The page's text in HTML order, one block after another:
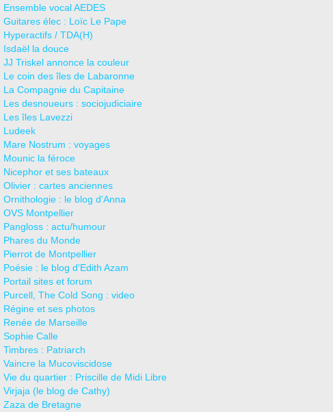
Ensemble vocal AEDES
Guitares élec : Loïc Le Pape
Hyperactifs / TDA(H)
Isdaël la douce
JJ Triskel annonce la couleur
Le coin des îles de Labaronne
La Compagnie du Capitaine
Les desnoueurs : sociojudiciaire
Les îles Lavezzi
Ludeek
Mare Nostrum : voyages
Mounic la féroce
Nicephor et ses bateaux
Olivier : cartes anciennes
Ornithologie : le blog d'Anna
OVS Montpellier
Pangloss : actu/humour
Phares du Monde
Pierrot de Montpellier
Poésie : le blog d'Edith Azam
Portail sites et forum
Purcell, The Cold Song : video
Régine et ses photos
Renée de Marseille
Sophie Calle
Timbres : Patriarch
Vaincre la Mucoviscidose
Vie du quartier : Priscille de Midi Libre
Virjaja (le blog de Cathy)
Zaza de Bretagne